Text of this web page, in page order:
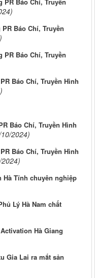
Báo Chí, Truyền
Báo Chí, Truyền
Báo Chí, Truyền
Báo Chí, Truyền Hình
Báo Chí, Truyền Hình
2024)
Báo Chí, Truyền Hình
Tĩnh chuyên nghiệp
Lý Hà Nam chất
Hà Giang
Gia Lai ra mắt sản